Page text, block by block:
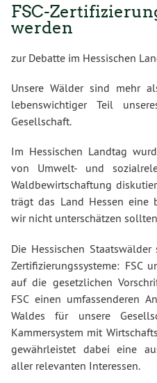
FSC-
werden
zur Debatte im Hessischen
Unsere Wälder sind mehr
lebenswichtiger Teil
Gesellschaft.
Im Hessischen Landtag
von Umwelt- und
Waldbewirtschaftung
trägt das Land Hessen eine
wir nicht unterschätzen
Die Hessischen
Zertifizierungssysteme: FSC
auf die gesetzlichen
FSC einen umfassenderen
Waldes für unsere
Kammersystem mit
gewährleistet dabei eine
aller relevanten Interessen.